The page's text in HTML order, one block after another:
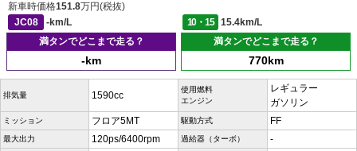
新車時価格151.8万円(税抜)
JC08
-km/L 10・15
15.4km/L
満タンでどこまで走る？
-km
満タンでどこまで走る？
770km
排気量 1590cc
使用燃料
エンジン
レギュラー
ガソリン
ミッション フロア5MT 駆動方式 FF
最大出力 120ps/6400rpm 過給器（ターボ） -